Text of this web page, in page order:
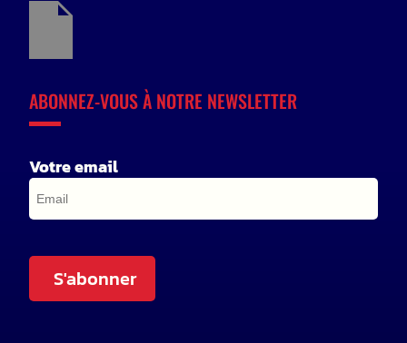
ABONNEZ-VOUS À NOTRE NEWSLETTER
Votre email
S'abonner